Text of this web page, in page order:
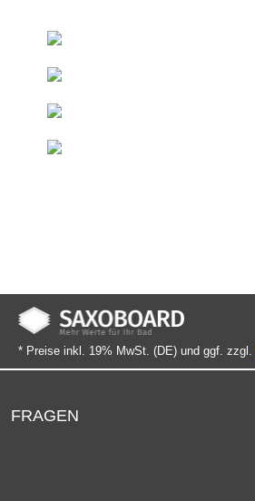
* Preise inkl. 19% MwSt. (DE) und ggf. zzgl.
FRAGEN